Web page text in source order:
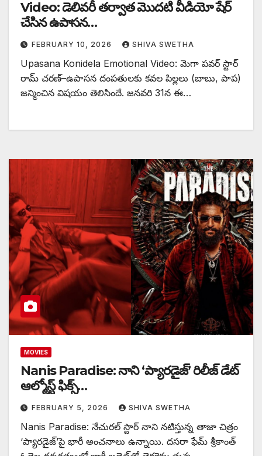
Video: డెలివరీ తర్వాత మొదటి వీడియో షేర్
చేసిన ఉపాసన…
FEBRUARY 10, 2026 SHIVA SWETHA
Upasana Konidela Emotional Video: మెగా పవర్ స్టార్
రామ్ చరణ్–ఉపాసన దంపతులకు కవల పిల్లలు (బాబు, పాప)
జన్మించిన విషయం తెలిసిందే. జనవరి 31న ఈ…
MOVIES
Nanis Paradise: నాని ‘ప్యారడైజ్’ రిలీజ్ డేట్
ఆల్మోస్ట్ ఫిక్స్…
FEBRUARY 5, 2026 SHIVA SWETHA
Nanis Paradise: నేచురల్ స్టార్ నాని నటిస్తున్న తాజా చిత్రం
‘ప్యారడైజ్’పై భారీ అంచనాలు ఉన్నాయి. దసరా ఫేమ్ శ్రీకాంత్